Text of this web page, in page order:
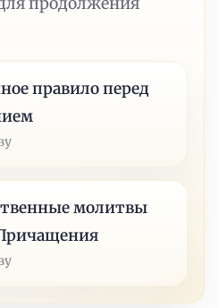
правило перед
молитвы